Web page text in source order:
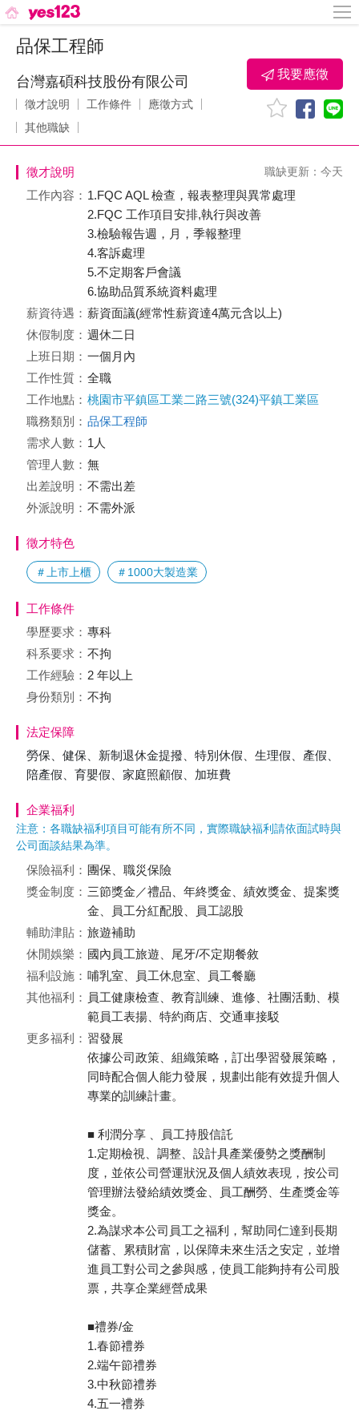
品保工程師
台灣嘉碩科技股份有限公司
徵才說明 工作條件
應徵方式
其他職缺
我要應徵
徵才說明 職缺更新：今天
工作內容： 1.FQC AQL 檢查，報表整理與異常處理
2.FQC 工作項目安排,執行與改善
3.檢驗報告週，月，季報整理
4.客訴處理
5.不定期客戶會議
6.協助品質系統資料處理
薪資待遇： 薪資面議(經常性薪資達4萬元含以上)
休假制度： 週休二日
上班日期： 一個月內
工作性質： 全職
工作地點： 桃園市平鎮區工業二路三號(324)平鎮工業區
職務類別： 品保工程師
需求人數： 1人
管理人數： 無
出差說明： 不需出差
外派說明： 不需外派
徵才特色
＃上市上櫃 ＃1000大製造業
工作條件
學歷要求： 專科
科系要求： 不拘
工作經驗： 2 年以上
身份類別： 不拘
法定保障
勞保、健保、新制退休金提撥、特別休假、生理假、產假、
陪產假、育嬰假、家庭照顧假、加班費
企業福利
注意：各職缺福利項目可能有所不同，實際職缺福利請依面試時與
公司面談結果為準。
保險福利： 團保、職災保險
獎金制度： 三節獎金／禮品、年終獎金、績效獎金、提案獎
金、員工分紅配股、員工認股
輔助津貼： 旅遊補助
休閒娛樂： 國內員工旅遊、尾牙/不定期餐敘
福利設施： 哺乳室、員工休息室、員工餐廳
其他福利： 員工健康檢查、教育訓練、進修、社團活動、模
範員工表揚、特約商店、交通車接駁
更多福利： 習發展
依據公司政策、組織策略，訂出學習發展策略，
同時配合個人能力發展，規劃出能有效提升個人
專業的訓練計畫。
■ 利潤分享 、員工持股信託
1.定期檢視、調整、設計具產業優勢之獎酬制
度，並依公司營運狀況及個人績效表現，按公司
管理辦法發給績效獎金、員工酬勞、生產獎金等
獎金。
2.為謀求本公司員工之福利，幫助同仁達到長期
儲蓄、累積財富，以保障未來生活之安定，並增
進員工對公司之參與感，使員工能夠持有公司股
票，共享企業經營成果
■禮券/金
1.春節禮券
2.端午節禮券
3.中秋節禮券
4.五一禮券